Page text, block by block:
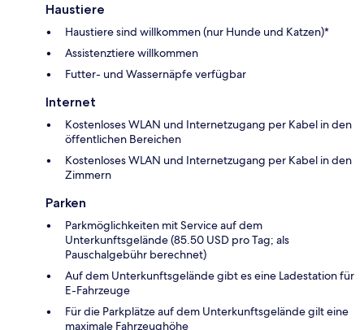
Haustiere
Haustiere sind willkommen (nur Hunde und Katzen)*
Assistenztiere willkommen
Futter- und Wassernäpfe verfügbar
Internet
Kostenloses WLAN und Internetzugang per Kabel in den
öffentlichen Bereichen
Kostenloses WLAN und Internetzugang per Kabel in den
Zimmern
Parken
Parkmöglichkeiten mit Service auf dem
Unterkunftsgelände (85.50 USD pro Tag; als
Pauschalgebühr berechnet)
Auf dem Unterkunftsgelände gibt es eine Ladestation für
E-Fahrzeuge
Für die Parkplätze auf dem Unterkunftsgelände gilt eine
maximale Fahrzeughöhe